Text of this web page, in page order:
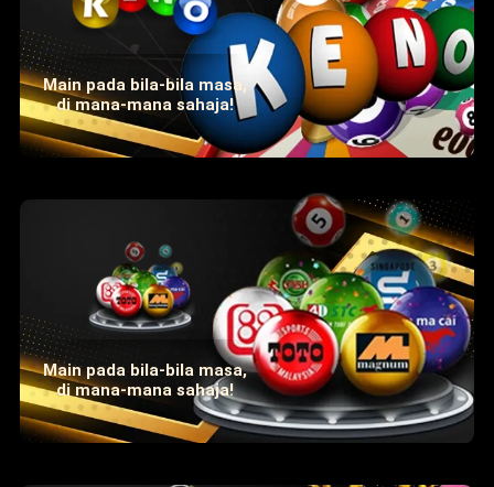
Main pada bila-bila masa,
di mana-mana sahaja!
Main pada bila-bila masa,
di mana-mana sahaja!